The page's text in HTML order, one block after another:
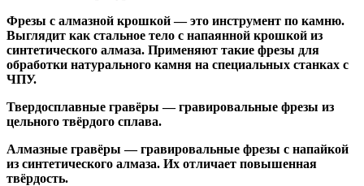
Фрезы с алмазной крошкой— это инструмент по камню.
Выглядит как стальное тело с напаянной крошкой из
синтетического алмаза. Применяют такие фрезы для
обработки натурального камня на специальных станках с
ЧПУ.
Твердосплавные гравёры — гравировальные фрезы из
цельного твёрдого сплава.
Алмазные гравёры — гравировальные фрезы с напайкой
из синтетического алмаза. Их отличает повышенная
твёрдость.